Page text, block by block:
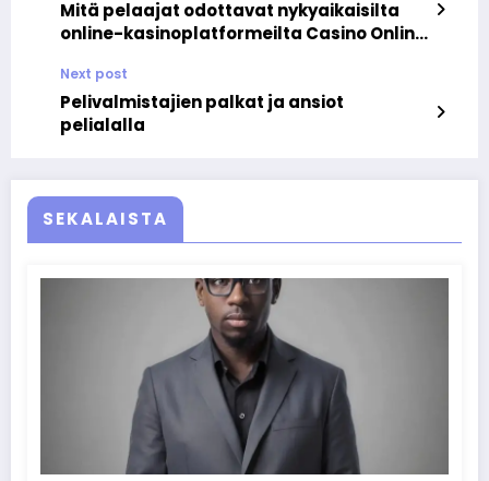
Mitä pelaajat odottavat nykyaikaisilta
online-kasinoplatformeilta Casino Online
Next post
Pelivalmistajien palkat ja ansiot
pelialalla
SEKALAISTA